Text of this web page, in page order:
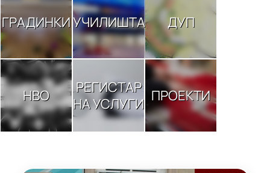
ГРАДИНКИУЧИЛИШТА ДУП
НВО
РЕГИСТАР
НА УСЛУГИ ПРОЕКТИ